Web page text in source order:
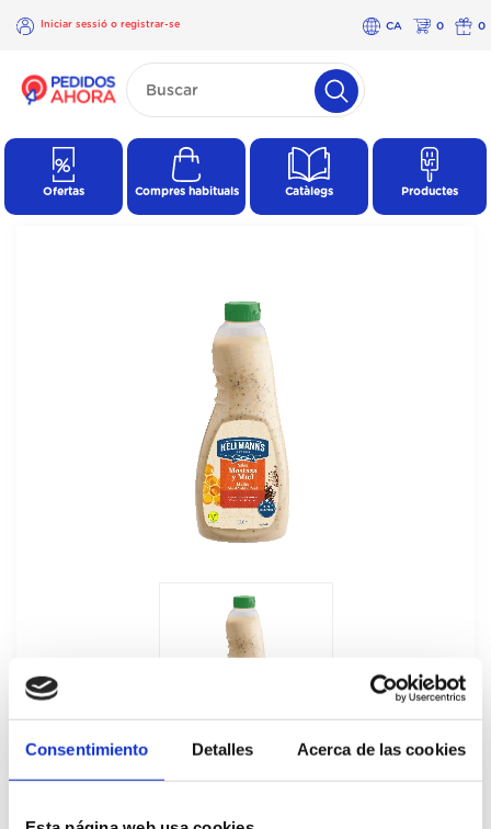
Consentimiento Detalles Acerca de las cookies
Iniciar sessió o registrar-se CA 0 0
×
Iniciar
registrar-
Ofertas Compres habituals Catàlegs Productes